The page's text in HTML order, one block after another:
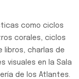
como ciclos
corales, ciclos
libros, charlas de
visuales en la Sala
de los Atlantes.